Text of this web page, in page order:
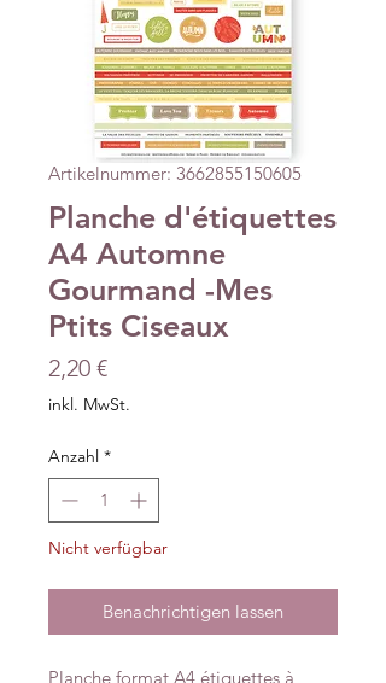
Artikelnummer: 3662855150605
Planche d'étiquettes
A4 Automne
Gourmand -Mes
Ptits Ciseaux
2,20 €Preis
inkl. MwSt.
Anzahl *
Nicht verfügbar
Benachrichtigen lassen
Planche format A4 étiquettes à